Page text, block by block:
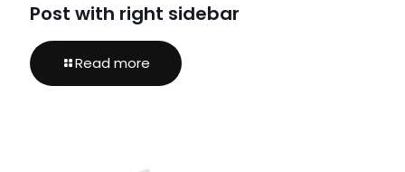
Post with right sidebar
Read more